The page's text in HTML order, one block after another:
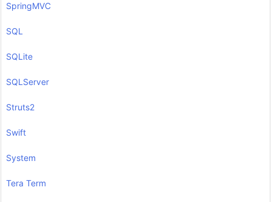
SpringMVC
SQL
SQLite
SQLServer
Struts2
Swift
System
Tera Term